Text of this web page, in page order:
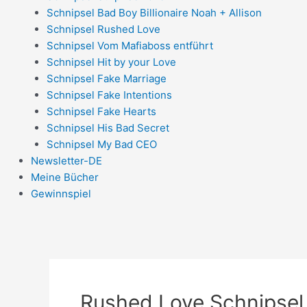
Schnipsel Bad Boy Billionaire Noah + Allison
Schnipsel Rushed Love
Schnipsel Vom Mafiaboss entführt
Schnipsel Hit by your Love
Schnipsel Fake Marriage
Schnipsel Fake Intentions
Schnipsel Fake Hearts
Schnipsel His Bad Secret
Schnipsel My Bad CEO
Newsletter-DE
Meine Bücher
Gewinnspiel